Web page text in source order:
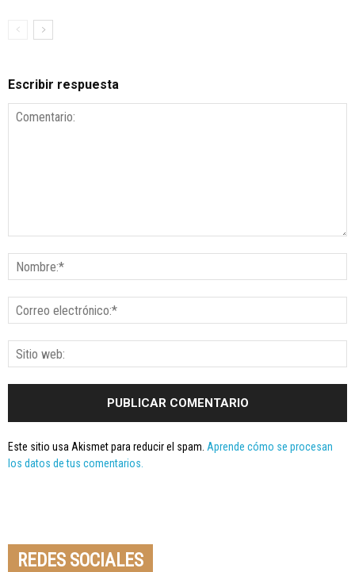
Escribir respuesta
Este sitio usa Akismet para reducir el spam. Aprende cómo se procesan
los datos de tus comentarios.
REDES SOCIALES